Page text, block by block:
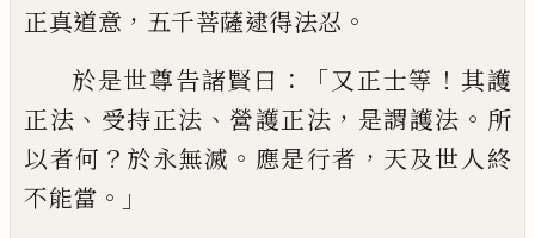
正真道意 ， 五千菩薩逮得法忍 。
於是世尊告諸賢曰 ：「又正士等 ！ 其護
正法 、 受持正法 、 營護正法 ， 是謂護法 。 所
以者何 ？ 於永無滅 。 應是行者 ， 天及世人終
不能當 。」